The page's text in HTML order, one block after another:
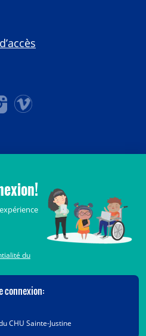
Crédits
publics